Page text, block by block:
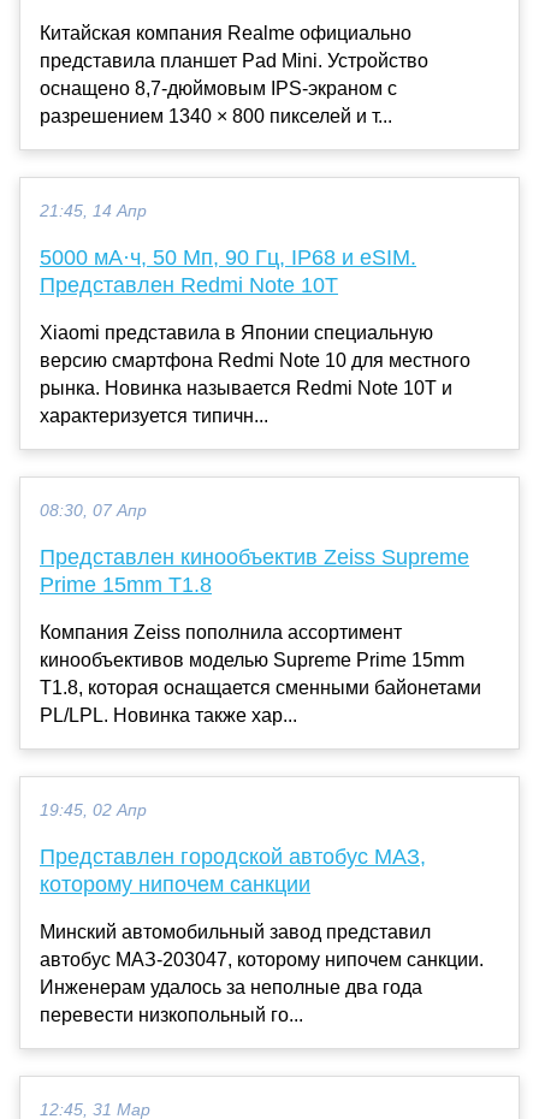
Китайская компания Realme официально
представила планшет Pad Mini. Устройство
оснащено 8,7-дюймовым IPS-экраном с
разрешением 1340 × 800 пикселей и т...
21:45, 14 Апр
5000 мА·ч, 50 Мп, 90 Гц, IP68 и eSIM.
Представлен Redmi Note 10T
Xiaomi представила в Японии специальную
версию смартфона Redmi Note 10 для местного
рынка. Новинка называется Redmi Note 10T и
характеризуется типичн...
08:30, 07 Апр
Представлен кинообъектив Zeiss Supreme
Prime 15mm T1.8
Компания Zeiss пополнила ассортимент
кинообъективов моделью Supreme Prime 15mm
T1.8, которая оснащается сменными байонетами
PL/LPL. Новинка также хар...
19:45, 02 Апр
Представлен городской автобус МАЗ,
которому нипочем санкции
Минский автомобильный завод представил
автобус МАЗ-203047, которому нипочем санкции.
Инженерам удалось за неполные два года
перевести низкопольный го...
12:45, 31 Мар